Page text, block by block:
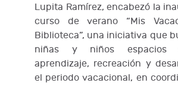
Lupita Ramírez, encabezó la
curso de verano “Mis
Biblioteca”, una iniciativa que
niñas y niños espacios
aprendizaje, recreación y
el periodo vacacional, en